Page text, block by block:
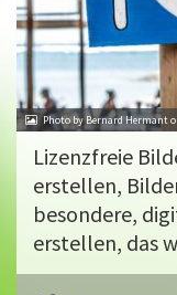
Photo by Bernard Hermant
Lizenzfreie
erstellen,
besondere,
erstellen, das